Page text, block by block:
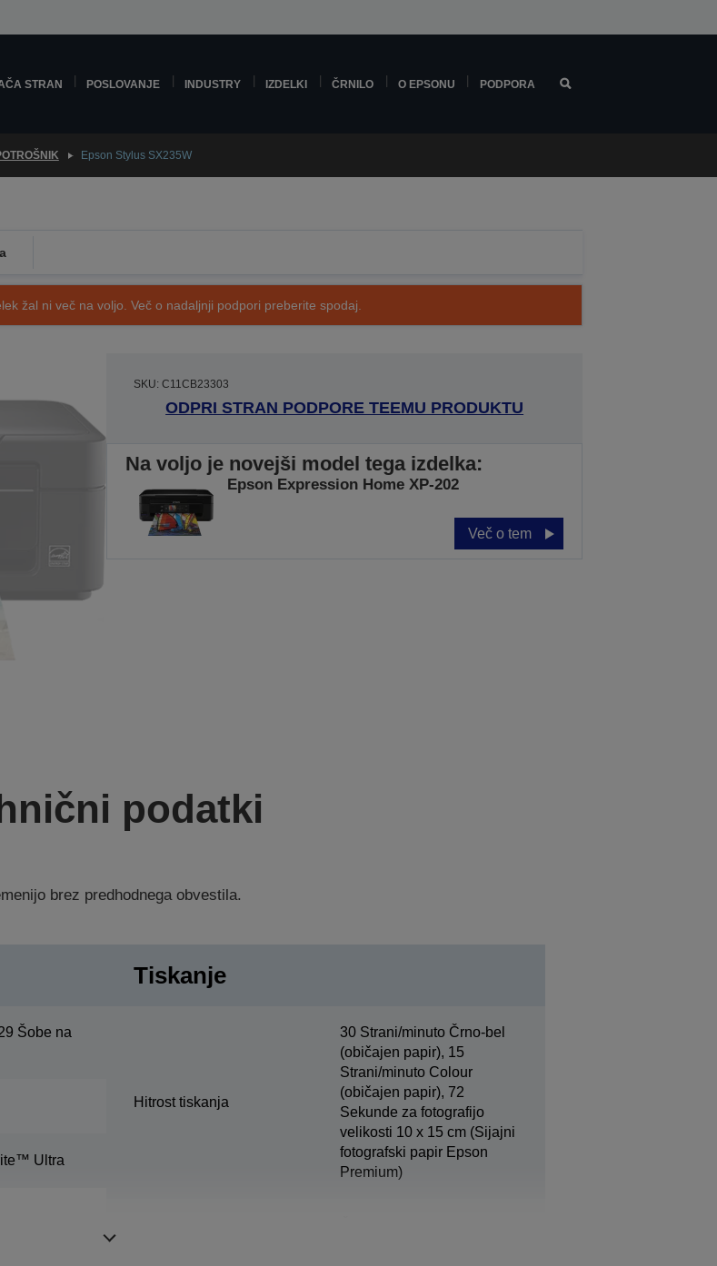
STRAN POSLOVANJE INDUSTRY IZDELKI ČRNILO O EPSONU PODPORA
Epson Stylus SX235W
žal ni več na voljo. Več o nadaljnji podpori preberite spodaj.
SKU: C11CB23303
ODPRI STRAN PODPORE TEEMU PRODUKTU
Na voljo je novejši model tega izdelka:
Epson Expression Home XP-202
Več o tem
podatki
brez predhodnega obvestila.
Šobe na
Ultra
Tiskanje
Hitrost tiskanja
30 Strani/minuto Črno-bel
(običajen papir), 15
Strani/minuto Colour
(običajen papir), 72
Sekunde za fotografijo
velikosti 10 x 15 cm (Sijajni
fotografski papir Epson
Premium)